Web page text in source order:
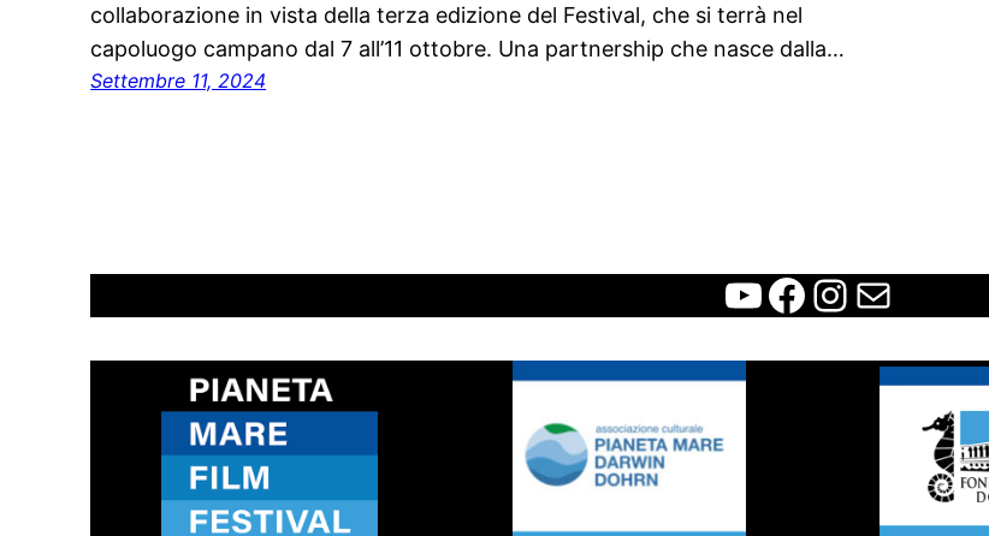
collaborazione in vista della terza edizione del Festival, che si terrà nel
capoluogo campano dal 7 all’11 ottobre. Una partnership che nasce dalla…
Settembre 11, 2024
WCFF
Facebook
Instagram
Contatti